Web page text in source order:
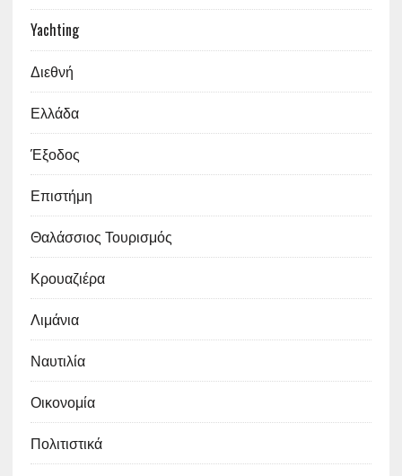
Yachting
Διεθνή
Ελλάδα
Έξοδος
Επιστήμη
Θαλάσσιος Τουρισμός
Κρουαζιέρα
Λιμάνια
Ναυτιλία
Οικονομία
Πολιτιστικά